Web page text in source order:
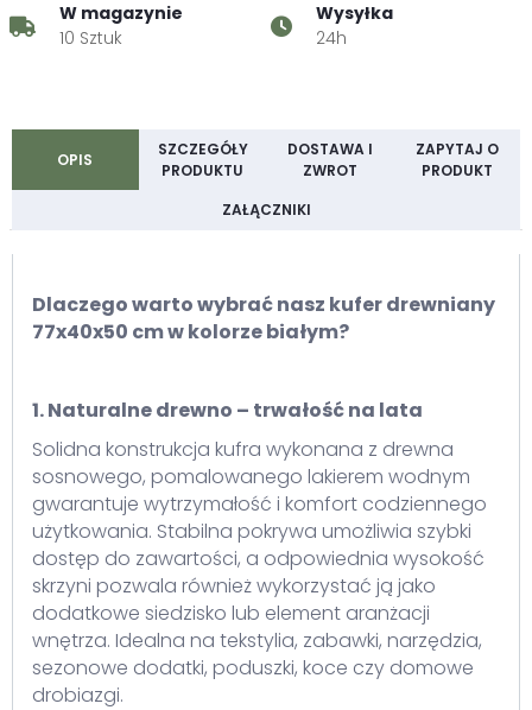
W magazynie
10 Sztuk
Wysyłka
24h
OPIS
SZCZEGÓŁY
PRODUKTU
DOSTAWA I
ZWROT
ZAPYTAJ O
PRODUKT
ZAŁĄCZNIKI
Dlaczego warto wybrać nasz kufer drewniany
77x40x50 cm w kolorze białym?
1. Naturalne drewno – trwałość na lata
Solidna konstrukcja kufra wykonana z drewna
sosnowego, pomalowanego lakierem wodnym
gwarantuje wytrzymałość i komfort codziennego
użytkowania. Stabilna pokrywa umożliwia szybki
dostęp do zawartości, a odpowiednia wysokość
skrzyni pozwala również wykorzystać ją jako
dodatkowe siedzisko lub element aranżacji
wnętrza. Idealna na tekstylia, zabawki, narzędzia,
sezonowe dodatki, poduszki, koce czy domowe
drobiazgi.